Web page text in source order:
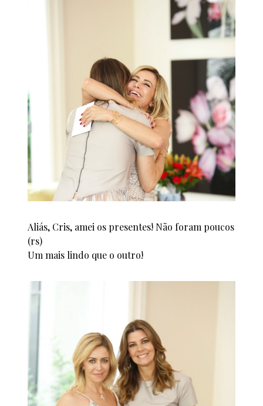
Aliás, Cris, amei os presentes! Não foram poucos
(rs)
Um mais lindo que o outro!